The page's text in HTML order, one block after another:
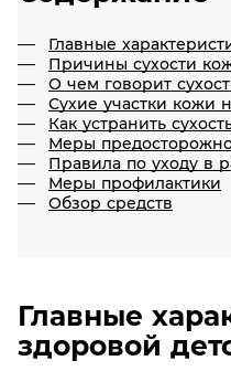
Главные
Причины сухости
О чем говорит
Сухие участки кожи
Как устранить
Меры
Правила по уходу в
Меры профилактики
Обзор средств
Главные
здоровой